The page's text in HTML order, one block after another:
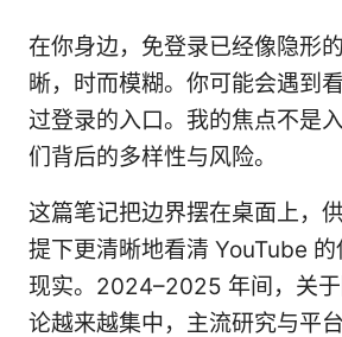
在你身边，免登录已经像隐形
晰，时而模糊。你可能会遇到
过登录的入口。我的焦点不是
们背后的多样性与风险。
这篇笔记把边界摆在桌面上，
提下更清晰地看清 YouTube
现实。2024–2025 年间，关
论越来越集中，主流研究与平